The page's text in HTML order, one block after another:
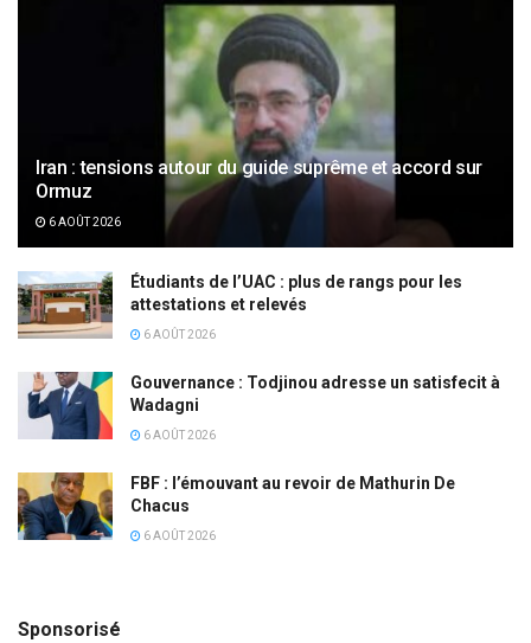
Iran : tensions autour du guide suprême et accord sur
Ormuz
6 AOÛT 2026
Étudiants de l’UAC : plus de rangs pour les
attestations et relevés
6 AOÛT 2026
Gouvernance : Todjinou adresse un satisfecit à
Wadagni
6 AOÛT 2026
FBF : l’émouvant au revoir de Mathurin De
Chacus
6 AOÛT 2026
Sponsorisé